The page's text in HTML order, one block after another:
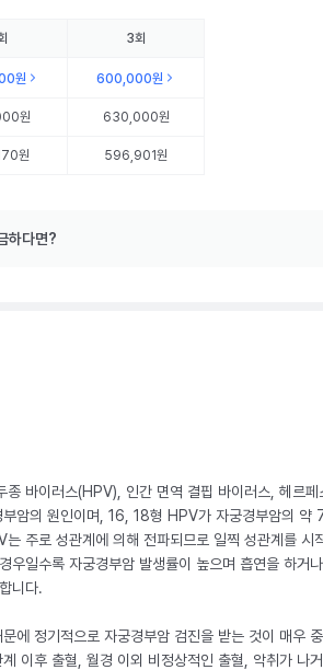
3회
원 600,000원
원 630,000원
원 596,901원
하다면?
종 바이러스(HPV), 인간 면역 결핍 바이러스, 헤르페
부암의 원인이며, 16, 18형 HPV가 자궁경부암의 약
주로 성관계에 의해 전파되므로 일찍 성관계를 시
우일수록 자궁경부암 발생률이 높으며 흡연을 하거
니다.
에 정기적으로 자궁경부암 검진을 받는 것이 매우
이후 출혈, 월경 이외 비정상적인 출혈, 악취가 나